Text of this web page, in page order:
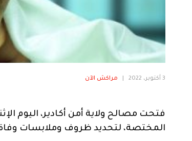
3 أكتوبر، 2022 مراكش الآن
المختصة، لتحديد ظروف وملابسات